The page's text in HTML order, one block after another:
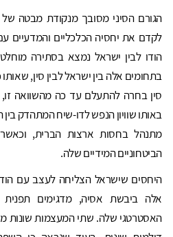
הגורם הסיני מסובך מנקודת מבטה
לקדם את יחסיה הכלכליים והמדעיים
הודו לבין ישראל נמצא בסתירה
בתחומים אלה בין ישראל לבין סין,
סין בחרה להתעלם עד כה מהשוואה
באותו שוויון הנפש לדו-שיח המתהדק
מתנהל בחסות ארצות הברית, וכאשר
הביטחוניים המידיים שלה.
היחסים שישראל הצליחה לעצב עם
אלה ביבשת אסיה, מדגימים תפנית
האסטרטגי שלה. שתי המעצמות שונות